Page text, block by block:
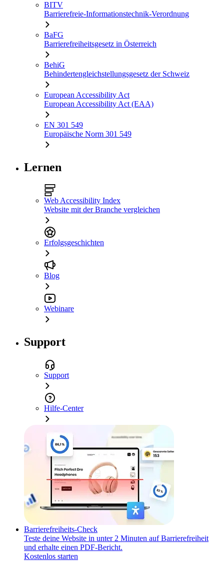
BITV
Barrierefreie-Informationstechnik-Verordnung
BaFG
Barrierefreiheitsgesetz in Österreich
BehiG
Behindertengleichstellungsgesetz der Schweiz
European Accessibility Act
European Accessibility Act (EAA)
EN 301 549
Europäische Norm 301 549
Lernen
Web Accessibility Index
Website mit der Branche vergleichen
Erfolgsgeschichten
Blog
Webinare
Support
Support
Hilfe-Center
Barrierefreiheits-Check
Teste deine Website in unter 2 Minuten auf Barrierefreiheit
und erhalte einen PDF-Bericht.
Kostenlos starten